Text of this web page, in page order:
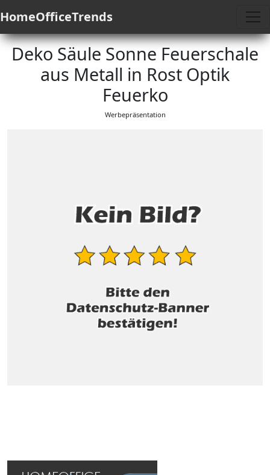
HomeOfficeTrends
Deko Säule Sonne Feuerschale
aus Metall in Rost Optik
Feuerko
Werbepräsentation